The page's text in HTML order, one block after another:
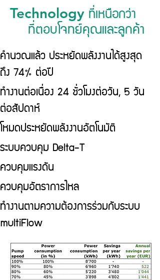
Technology ที่เหนือกว่า
ที่ตอบโจทย์คุณและลูกค้า
คำนวณแล้ว ประหยัดพลังงานได้สูงสุด
ถึง 74% ต่อปี
ทำงานต่อเนื่อง 24 ชั่วโมงต่อวัน, 5 วัน
ต่อสัปดาห์
โหมดประหยัดพลังงานอัตโนมัติ
ระบบควบคุม Delta-T
ควบคุมแรงดัน
ควบคุมอัตราการไหล
ทำงานตามความต้องการร่วมกับระบบ
multiFlow